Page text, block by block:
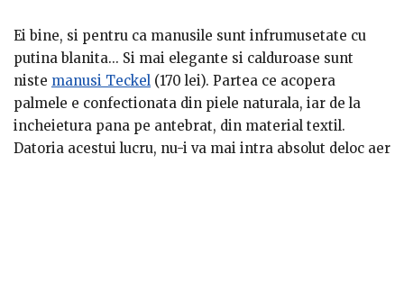
Ei bine, si pentru ca manusile sunt infrumusetate cu
putina blanita... Si mai elegante si calduroase sunt
niste manusi Teckel (170 lei). Partea ce acopera
palmele e confectionata din piele naturala, iar de la
incheietura pana pe antebrat, din material textil.
Datoria acestui lucru, nu-i va mai intra absolut deloc aer